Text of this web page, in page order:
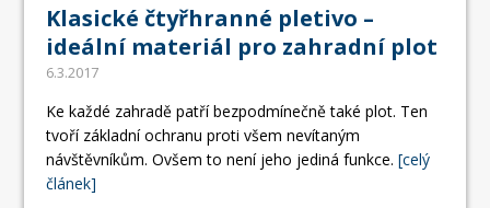
Klasické čtyřhranné pletivo –
ideální materiál pro zahradní plot
6.3.2017
Ke každé zahradě patří bezpodmínečně také plot. Ten
tvoří základní ochranu proti všem nevítaným
návštěvníkům. Ovšem to není jeho jediná funkce.[celý
článek]